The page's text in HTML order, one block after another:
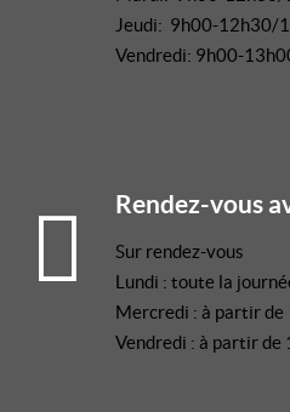
Jeudi: 9h00-12h30/
Vendredi: 9h00-
Rendez-vous
Sur rendez-vous
Lundi : toute la
Mercredi : à partir de
Vendredi : à partir de